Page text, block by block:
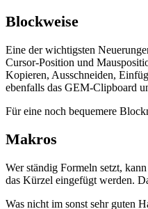
Blockweise
Eine der wichtigsten
Cursor-Position und
Kopieren, Ausschneiden,
ebenfalls das GEM-Clipboard
Für eine noch bequemere
Makros
Wer ständig Formeln setzt,
das Kürzel eingefügt werden.
Was nicht im sonst sehr guten